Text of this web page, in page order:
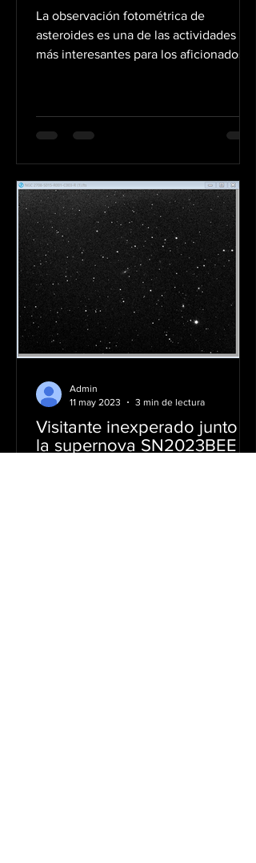
La observación fotométrica de
asteroides es una de las actividades
más interesantes para los aficionados.
Visitante inexperado junto a
la supernova SN2023BEE
Admin
11 may 2023
3 min de lectura